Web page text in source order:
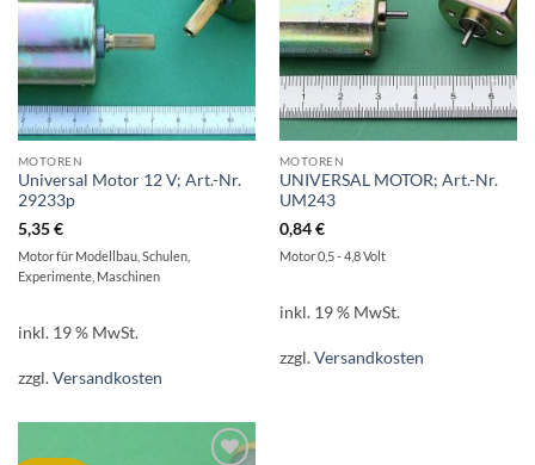
MOTOREN
Universal Motor 12 V; Art.-Nr.
29233p
5,35€
Motor für Modellbau, Schulen,
Experimente, Maschinen
inkl. 19 % MwSt.
zzgl.Versandkosten
MOTOREN
UNIVERSAL MOTOR; Art.-Nr.
UM243
0,84€
Motor 0,5 - 4,8 Volt
inkl. 19 % MwSt.
zzgl.Versandkosten